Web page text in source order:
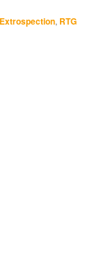
Extrospection, RTG